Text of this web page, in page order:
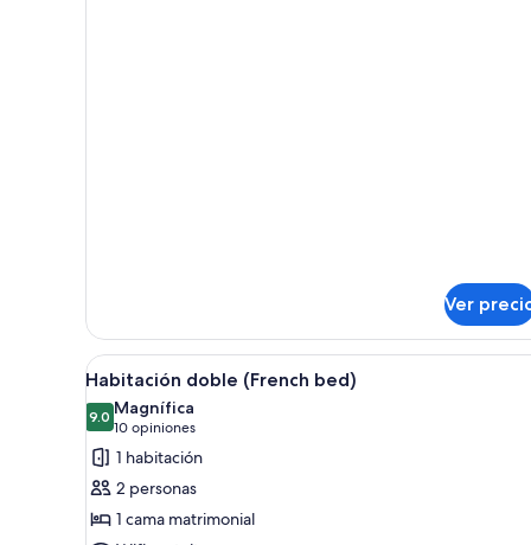
Ver
Abrir
todas
las
fotos
de
Habitación
doble
Habitación doble (French
4
Habitación doble (French bed)
9.09.0 de 10
Magnífica
10 opiniones
(10
opiniones)
1 habitación
2 personas
1 cama matrimonial